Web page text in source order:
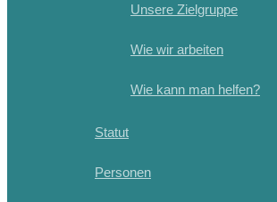
Unsere Zielgruppe
Wie wir arbeiten
Wie kann man helfen?
Statut
Personen